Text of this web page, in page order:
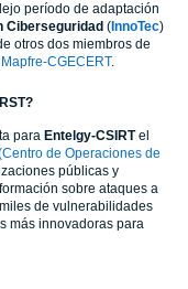
período de adaptación
Ciberseguridad ( InnoTec)
otros dos miembros de
Mapfre-CGECERT.
para Entelgy-CSIRTel
de Operaciones de
públicas y
sobre ataques a
de vulnerabilidades
más innovadoras para